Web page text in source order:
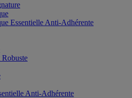
Essentielle Anti-Adhérente
Anti-Adhérente